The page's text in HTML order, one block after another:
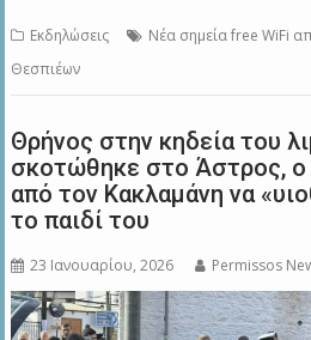
Εκδηλώσεις
Νέα σημεία free WiFi
Θεσπιέων
Θρήνος στην κηδεία του
σκοτώθηκε στο Άστρος, ο
από τον Κακλαμάνη να
το παιδί του
23 Ιανουαρίου, 2026 Permissos